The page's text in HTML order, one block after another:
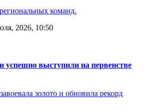
команд.
2026, 10:50
выступили на первенстве
золото и обновила рекорд